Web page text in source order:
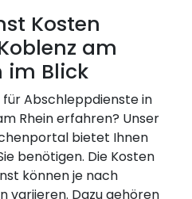
Kosten
am
im Blick
für Abschleppdienste in
Rhein erfahren? Unser
bietet Ihnen
benötigen. Die Kosten
können je nach
variieren. Dazu gehören